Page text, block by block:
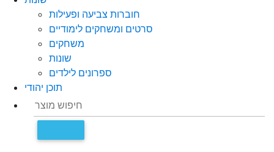
חוברות צביעה ופעילות
סרטים ומשחקים לימודיים
משחקים
שונות
ספרונים לילדים
תוכן יהודי